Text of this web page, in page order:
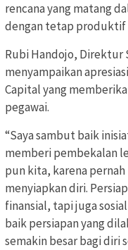
rencana yang matang
dengan tetap produktif
Rubi Handojo, Direktur
menyampaikan
Capital yang
pegawai.
“Saya sambut baik
memberi pembekalan
pun kita, karena
menyiapkan diri.
finansial, tapi juga
baik persiapan yang
semakin besar bagi diri